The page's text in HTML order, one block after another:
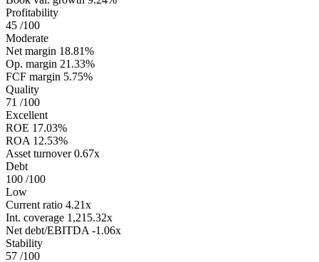
Profitability
45 /100
Moderate
Net margin 18.81%
Op. margin 21.33%
FCF margin 5.75%
Quality
71 /100
Excellent
ROE 17.03%
ROA 12.53%
Asset turnover 0.67x
Debt
100 /100
Low
Current ratio 4.21x
Int. coverage 1,215.32x
Net debt/EBITDA -1.06x
Stability
57 /100